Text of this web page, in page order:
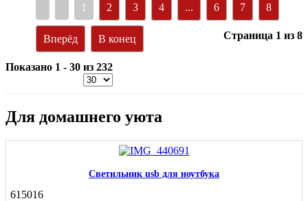
1 2 3 4 ... 6 7 8
Вперёд В конец Страница 1 из 8
Показано 1 - 30 из 232
Для домашнего уюта
Светильник usb для ноутбука
615016